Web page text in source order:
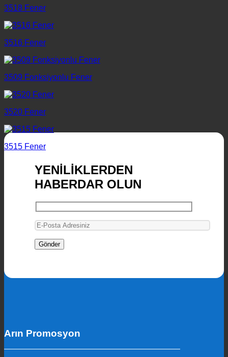
3518 Fener
3516 Fener
3509 Fonksiyonlu Fener
3520 Fener
3515 Fener
YENİLİKLERDEN
HABERDAR OLUN
Arın Promosyon